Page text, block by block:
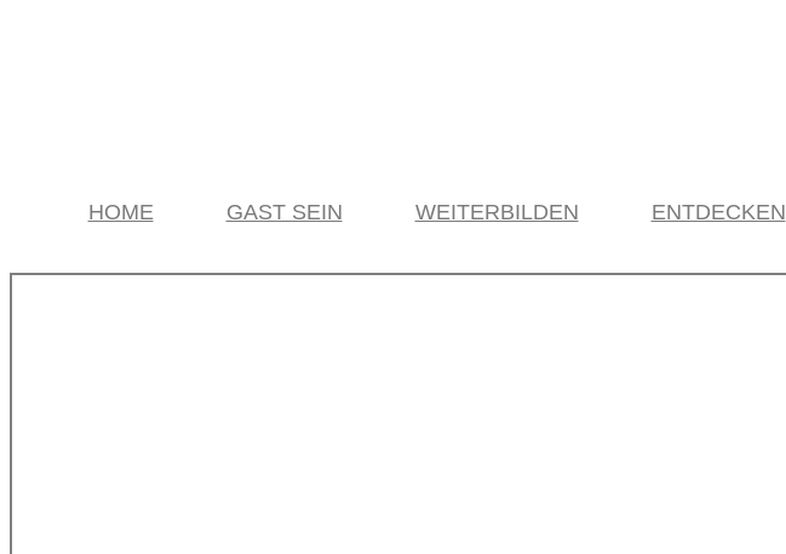
HOME GAST SEIN WEITERBILDEN ENTDECKEN